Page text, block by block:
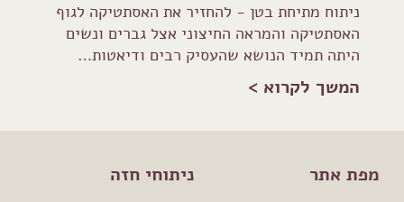
ניתוח מתיחת בטן - להחזיר את האסתטיקה לגוף
האסתטיקה והמראה החיצוני אצל גברים ונשים
היתה תמיד הנושא שהעסיק רבים ודיאטות…
המשך לקרוא >
מפת אתר ניתוחי חזה